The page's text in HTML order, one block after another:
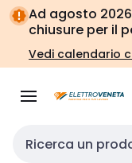
Vai alla
navigazione
Vai
alla
pagina
Ad agosto
chiusure per il
Vedi calendario
Cerca input